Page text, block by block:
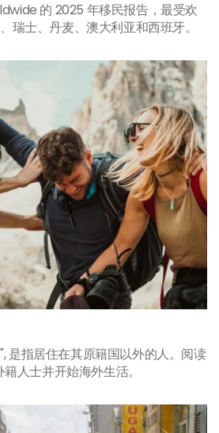
的 2025 年移民报告，最受欢
瑞士、丹麦、澳大利亚和西班牙。
是指居住在其原籍国以外的人。阅读
人士并开始海外生活。